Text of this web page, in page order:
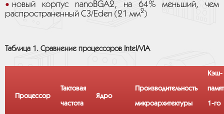
новый корпус nanoBGA2, на 64% меньший, чем
распространенный C3/Eden (21 мм2)
Таблица 1. Сравнение процессоров Intel/VIA
Процессор
Тактовая
частота
Ядро
Производительность
микроархитектуры
Кэш-
1-го